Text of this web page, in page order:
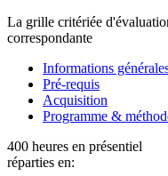
La grille critériée
correspondante
Informations
Pré-requis
Acquisition
Programme &
400 heures en présentiel
réparties en: